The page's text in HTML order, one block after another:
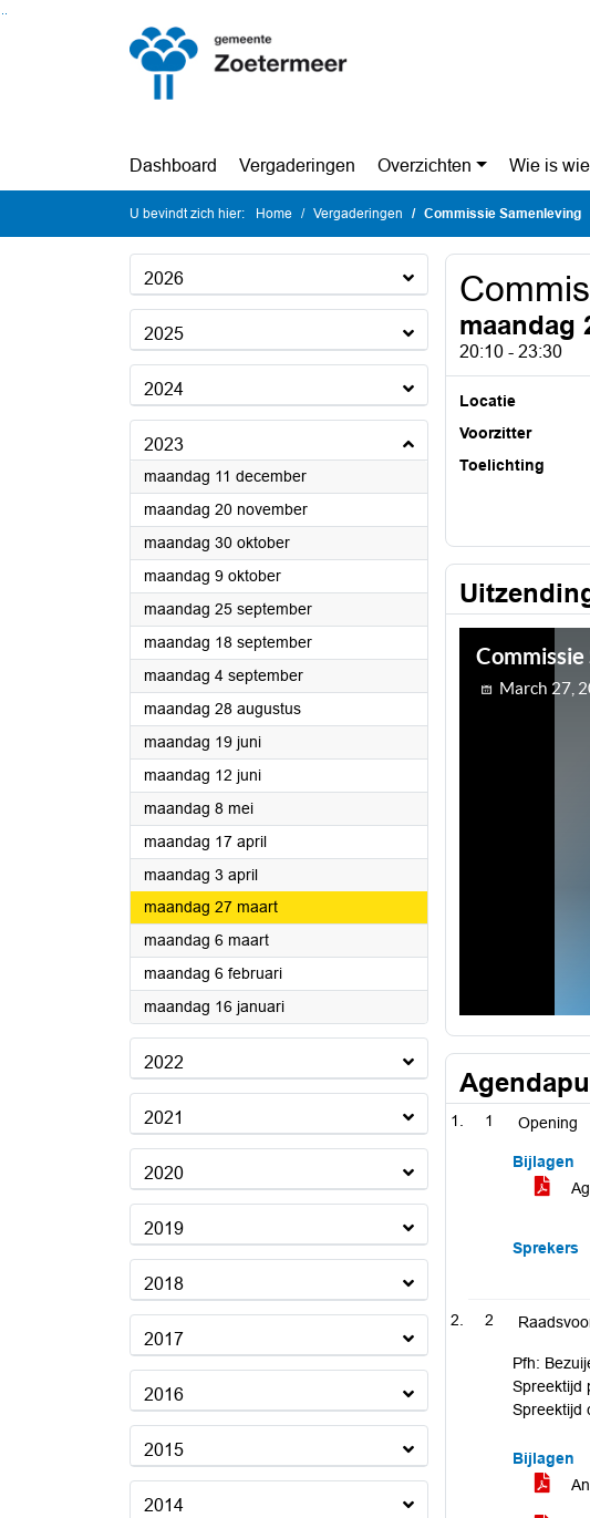
Ga naar de inhoud van deze pagina
Ga naar het zoeken
Ga naar het menu
Dashboard Vergaderingen Overzichten Wie is wie
U bevindt zich hier: Home Vergaderingen Commissie Samenleving
2026
2025
2024
2023
maandag 11 december2023
maandag 20 november2023
maandag 30 oktober2023
maandag 9 oktober2023
maandag 25 september2023
maandag 18 september2023
maandag 4 september2023
maandag 28 augustus2023
maandag 19 juni2023
maandag 12 juni2023
maandag 8 mei2023
maandag 17 april2023
maandag 3 april2023
maandag 27 maart2023
maandag 6 maart2023
maandag 6 februari2023
maandag 16 januari2023
2022
2021
2020
2019
2018
2017
2016
2015
2014
maandag
20:10 - 23:30
Locatie
Voorzitter
Toelichting
1 Opening
Bijlagen
Sprekers
2
Pfh:
Spreektijd
Spreektijd
Bijlagen